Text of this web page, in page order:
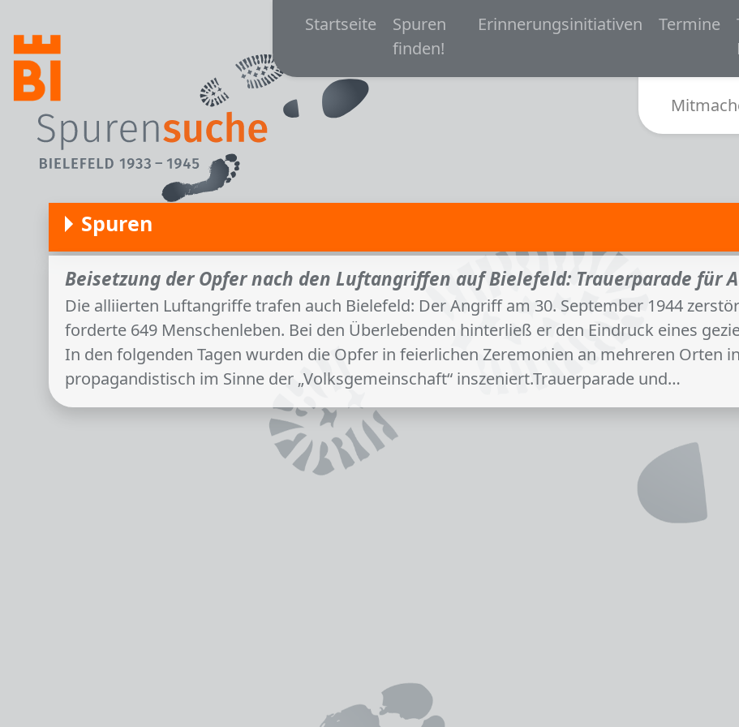
Zur Startseite von Spurensuche Bielefeld 1933-
Main navigation
Startseite
Spuren
finden!
Erinnerungsinitiativen Termine
Spuren
Beisetzung der Opfer nach den Luftangriffen auf Bielefeld: Trauerparade für
Die alliierten Luftangriffe trafen auch Bielefeld: Der Angriff am 30. September 1944
forderte 649 Menschenleben. Bei den Überlebenden hinterließ er den Eindruck eines
In den folgenden Tagen wurden die Opfer in feierlichen Zeremonien an mehreren Orten
propagandistisch im Sinne der „Volksgemeinschaft“ inszeniert.Trauerparade und…